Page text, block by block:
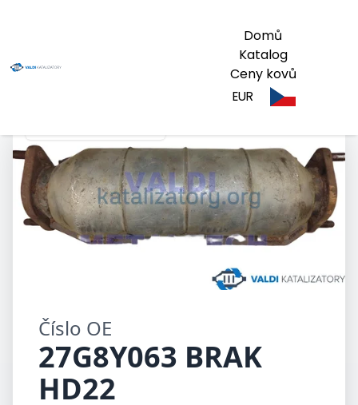
Domů
Katalog
Ceny kovů
EUR
Číslo OE
27G8Y063 BRAK
HD22